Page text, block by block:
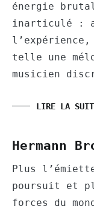
énergie
inarticulé :
telle une
musicien
LIRE LA
Hermann
Plus
poursuit et
forces du